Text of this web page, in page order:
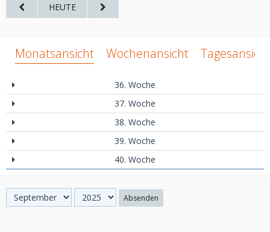
HEUTE
Monatsansicht Wochenansicht Tagesansicht
36. Woche
37. Woche
38. Woche
39. Woche
40. Woche
Absenden